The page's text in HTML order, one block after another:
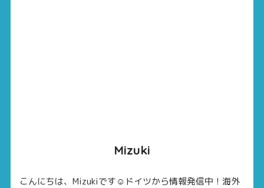
Mizuki
こんにちは、Mizukiです☺ドイツから情報発信中！海外